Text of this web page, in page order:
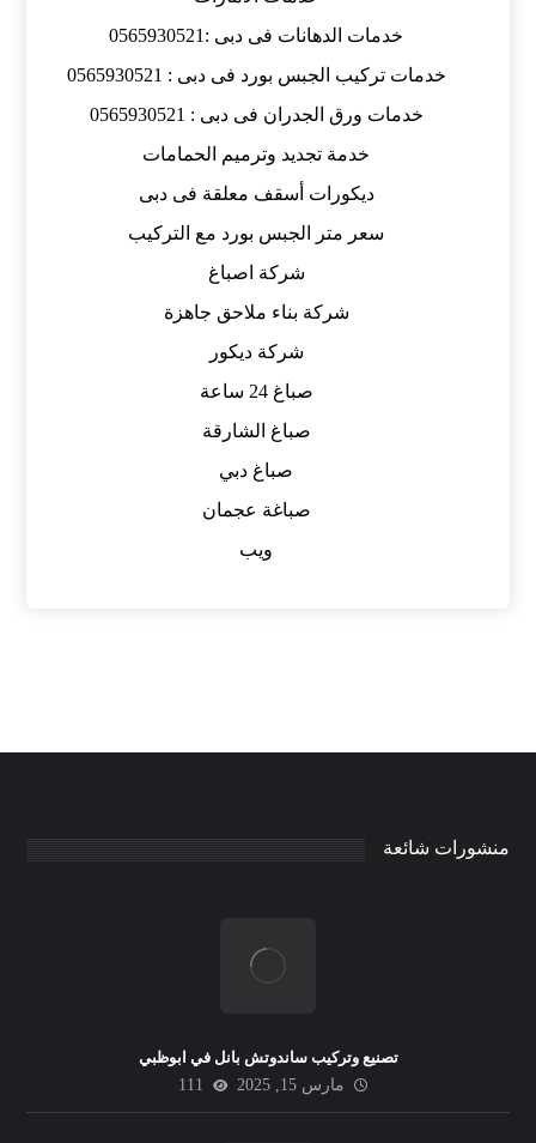
خدمات الدهانات فى دبى :0565930521
خدمات تركيب الجبس بورد فى دبى : 0565930521
خدمات ورق الجدران فى دبى : 0565930521
خدمة تجديد وترميم الحمامات
ديكورات أسقف معلقة فى دبى
سعر متر الجبس بورد مع التركيب
شركة اصباغ
شركة بناء ملاحق جاهزة
شركة ديكور
صباغ 24 ساعة
صباغ الشارقة
صباغ دبي
صباغة عجمان
ويب
منشورات شائعة
تصنيع وتركيب ساندوتش بانل في ابوظبي
مارس 15, 2025
111